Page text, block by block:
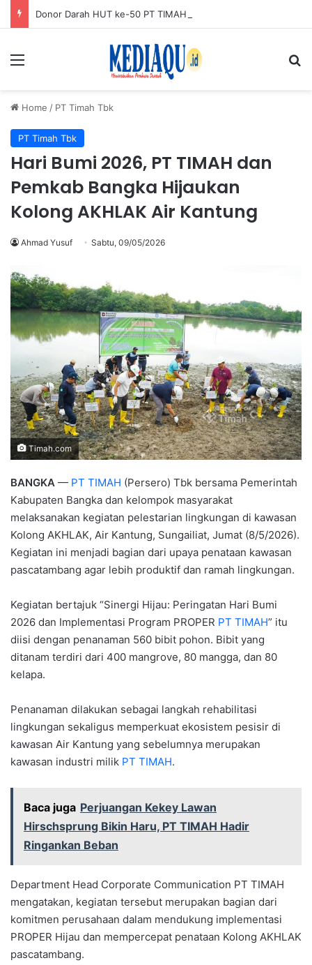
Menu
Home / PT Timah Tbk
PT Timah Tbk
Hari Bumi 2026, PT TIMAH dan
Pemkab Bangka Hijaukan
Kolong AKHLAK Air Kantung
Ahmad Yusuf Sabtu, 09/05/2026
Timah.com
BANGKA — PT TIMAH (Persero) Tbk bersama Pemerintah
Kabupaten Bangka dan kelompok masyarakat
melaksanakan kegiatan pelestarian lingkungan di kawasan
Kolong AKHLAK, Air Kantung, Sungailiat, Jumat (8/5/2026).
Kegiatan ini menjadi bagian dari upaya penataan kawasan
pascatambang agar lebih produktif dan ramah lingkungan.
Kegiatan bertajuk “Sinergi Hijau: Peringatan Hari Bumi
2026 dan Implementasi Program PROPER PT TIMAH” itu
diisi dengan penanaman 560 bibit pohon. Bibit yang
ditanam terdiri dari 400 mangrove, 80 mangga, dan 80
kelapa.
Penanaman dilakukan sebagai langkah rehabilitasi
lingkungan sekaligus memperkuat ekosistem pesisir di
kawasan Air Kantung yang sebelumnya merupakan
kawasan industri milik PT TIMAH.
Baca juga Perjuangan Kekey Lawan
Hirschsprung Bikin Haru, PT TIMAH Hadir
Ringankan Beban
Department Head Corporate Communication PT TIMAH
mengatakan, kegiatan tersebut merupakan bagian dari
komitmen perusahaan dalam mendukung implementasi
PROPER Hijau dan mempercepat penataan Kolong AKHLAK
pascatambang.